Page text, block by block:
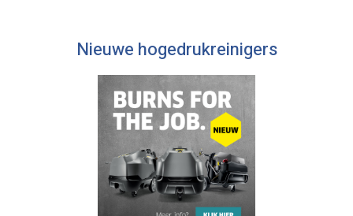
Nieuwe hogedrukreinigers